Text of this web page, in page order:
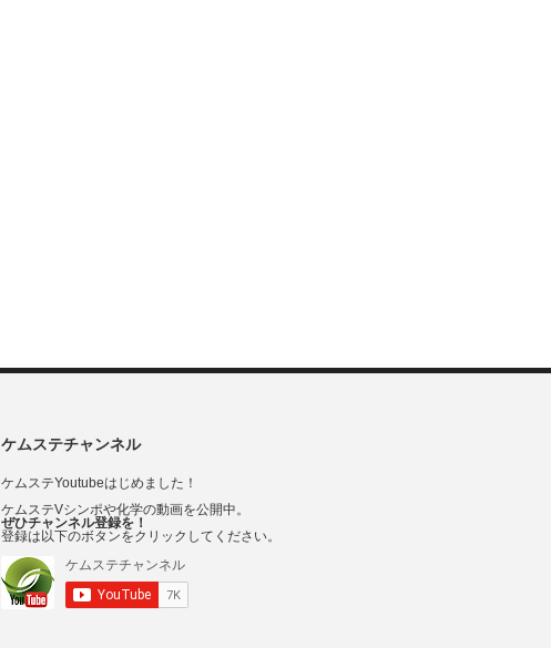
ケムステチャンネル
ケムステYoutubeはじめました！
ケムステVシンポや化学の動画を公開中。
ぜひチャンネル登録を！
登録は以下のボタンをクリックしてください。